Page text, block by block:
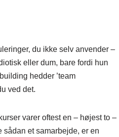
du ikke selv anvender –
eller dum, bare fordi hun
hedder ’team
ved det.
varer oftest en – højest to –
sådan et samarbejde, er en